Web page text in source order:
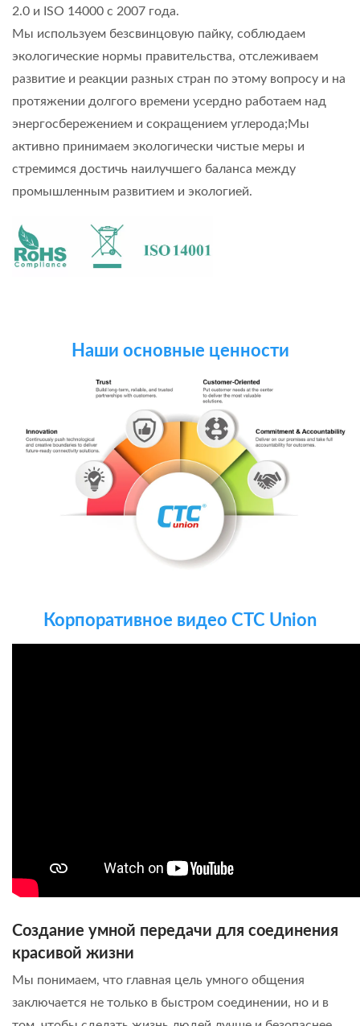
2.0 и ISO 14000 с 2007 года.
Мы используем безсвинцовую пайку, соблюдаем
экологические нормы правительства, отслеживаем
развитие и реакции разных стран по этому вопросу и на
протяжении долгого времени усердно работаем над
энергосбережением и сокращением углерода;Мы
активно принимаем экологически чистые меры и
стремимся достичь наилучшего баланса между
промышленным развитием и экологией.
Наши основные ценности
Корпоративное видео CTC Union
Создание умной передачи для соединения
красивой жизни
Мы понимаем, что главная цель умного общения
заключается не только в быстром соединении, но и в